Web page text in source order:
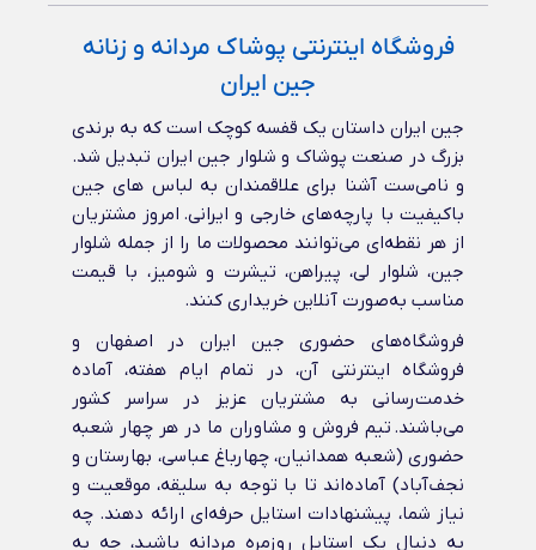
فروشگاه اینترنتی پوشاک مردانه و زنانه
جین ایران
جین ایران داستان یک قفسه کوچک است که به برندی
بزرگ در صنعت پوشاک و شلوار جین ایران تبدیل شد.
و نامی‌ست آشنا برای علاقمندان به لباس های جین
باکیفیت با پارچه‌های خارجی و ایرانی‌. امروز مشتریان
از هر نقطه‌ای می‌توانند محصولات ما را از جمله شلوار
جین، شلوار لی، پیراهن، تیشرت و شومیز، با قیمت
مناسب به‌صورت آنلاین خریداری کنند.
فروشگاه‌های حضوری جین ایران در اصفهان و
فروشگاه اینترنتی آن، در تمام ایام هفته، آماده
خدمت‌رسانی به مشتریان عزیز در سراسر کشور
می‌باشند. تیم فروش و مشاوران ما در هر چهار شعبه
حضوری (شعبه همدانیان، چهارباغ عباسی، بهارستان و
نجف‌آباد) آماده‌اند تا با توجه به سلیقه، موقعیت و
نیاز شما، پیشنهادات استایل حرفه‌ای ارائه دهند. چه
به دنبال یک استایل روزمره مردانه باشید، چه به